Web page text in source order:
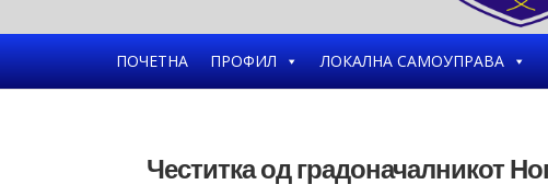
ПОЧЕТНА ПРОФИЛ ЛОКАЛНА САМОУПРАВА
Честитка од градоначалникот